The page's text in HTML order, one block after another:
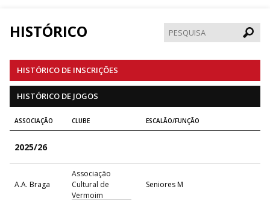
HISTÓRICO
HISTÓRICO DE INSCRIÇÕES
HISTÓRICO DE JOGOS
ASSOCIAÇÃO CLUBE ESCALÃO/FUNÇÃO
2025/26
A.A. Braga
Associação
Cultural de
Vermoim
Seniores M